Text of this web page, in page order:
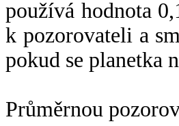
používá hodnota
k pozorovateli a
pokud se planetka
Průměrnou